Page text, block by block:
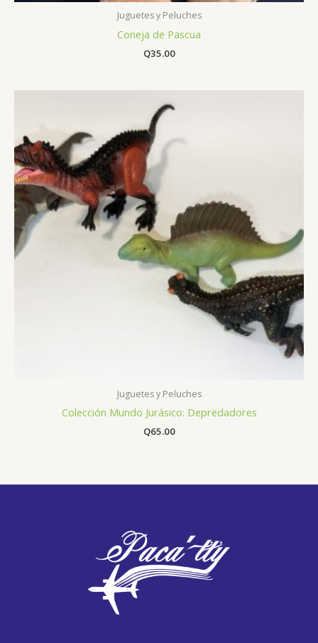
Juguetes y Peluches
Coneja de Pascua
Q35.00
Juguetes y Peluches
Colección Mundo Jurásico: Depredadores
Q65.00